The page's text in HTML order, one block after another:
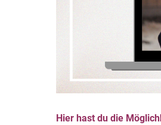
Hier hast du die